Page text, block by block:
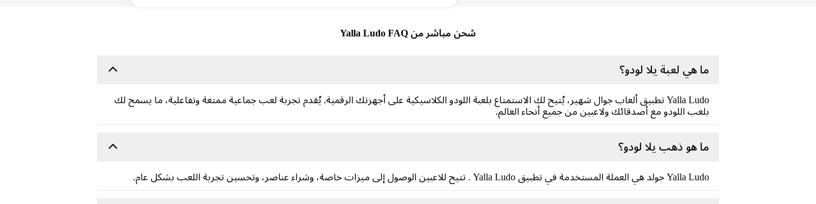
شحن مباشر من Yalla Ludo FAQ
ما هي لعبة يلا لودو؟
Yalla Ludo تطبيق ألعاب جوال شهير، يُتيح لك الاستمتاع بلعبة اللودو الكلاسيكية على أجهزتك الرقمية. يُقدم تجربة لعب جماعية ممتعة وتفاعلية، ما يسمح لك
بلعب اللودو مع أصدقائك ولاعبين من جميع أنحاء العالم.
ما هو ذهب يلا لودو؟
Yalla Ludo جولد هي العملة المستخدمة في تطبيق Yalla Ludo . تتيح للاعبين الوصول إلى ميزات خاصة، وشراء عناصر، وتحسين تجربة اللعب بشكل عام.